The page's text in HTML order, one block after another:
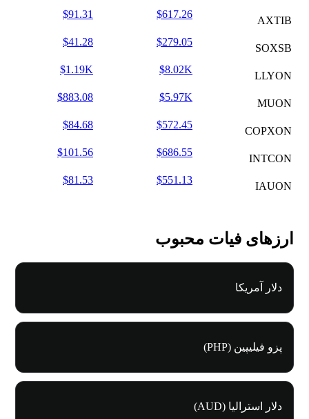
AXTIB
$617.26
$91.31
SOXSB
$279.05
$41.28
LLYON
$8.02K
$1.19K
MUON
$5.97K
$883.08
COPXON
$572.45
$84.68
INTCON
$686.55
$101.56
IAUON
$551.13
$81.53
ارزهای فیات محبوب
دلار آمریکا
پزو فیلیپین (PHP)
دلار استرالیا (AUD)